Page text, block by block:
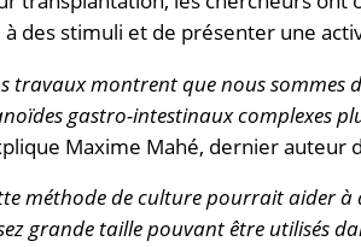
des stimuli et de présenter une
travaux montrent que nous sommes
gastro-intestinaux complexes
Maxime Mahé, dernier auteur
méthode de culture pourrait aider à
grande taille pouvant être utilisés